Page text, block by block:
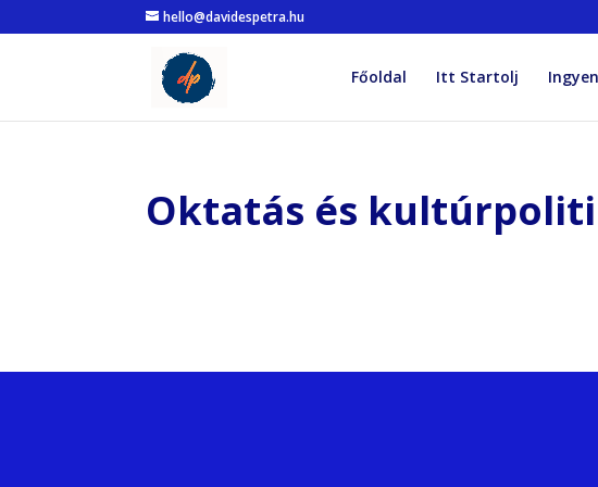
hello@davidespetra.hu
Főoldal Itt Startolj
Oktatás és